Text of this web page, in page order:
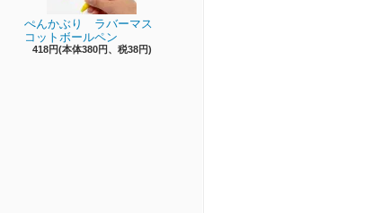
ぺんかぶり ラバーマス
コットボールペン
418円(本体380円、税38円)